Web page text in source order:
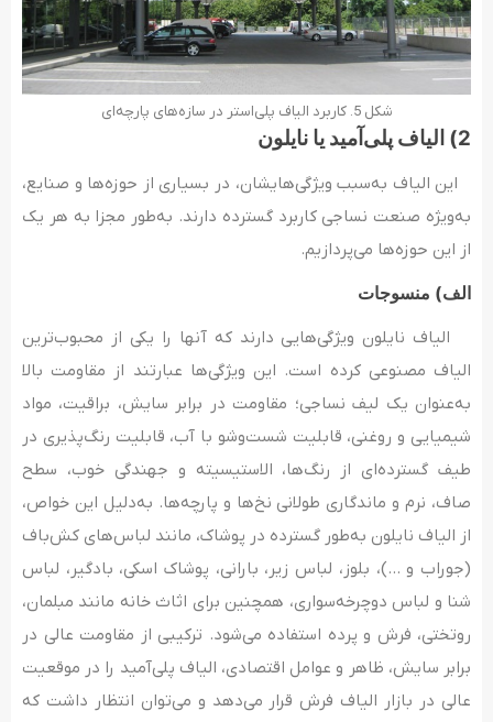
شکل 5. کاربرد الیاف پلی‌استر در سازه‌های پارچه‌ای
2) الیاف پلی‌آمید یا نایلون
این الیاف به‌سبب ویژگی‌هایشان، در بسیاری از حوزه‌ها و صنایع،
به‌ویژه صنعت نساجی کاربرد گسترده دارند. به‌طور مجزا به هر یک
از این حوزه‌ها می‌پردازیم.
الف) منسوجات
الیاف نایلون ویژگی‌هایی دارند که آنها را یکی از محبوب‌ترین
الیاف مصنوعی کرده است. این ویژگی‌ها عبارتند از مقاومت بالا
به‌عنوان یک لیف نساجی؛ مقاومت در برابر سایش، براقیت، مواد
شیمیایی و روغنی، قابلیت شست‌وشو با آب، قابلیت رنگ‌پذیری در
طیف گسترده‌ای از رنگ‌ها، الاستیسیته و جهندگی خوب، سطح
صاف، نرم و ماندگاری طولانی نخ‌ها و پارچه‌ها. به‌دلیل این خواص،
از الیاف نایلون به‌طور گسترده در پوشاک، مانند لباس‌های کش‌باف
(جوراب و …)، بلوز، لباس زیر، بارانی، پوشاک اسکی، بادگیر، لباس
شنا و لباس دوچرخه‌سواری، همچنین برای اثاث خانه مانند مبلمان،
روتختی، فرش و پرده استفاده می‌شود. ترکیبی از مقاومت عالی در
برابر سایش، ظاهر و عوامل اقتصادی، الیاف پلی‌آمید را در موقعیت
عالی در بازار الیاف فرش قرار می‌دهد و می‌توان انتظار داشت که